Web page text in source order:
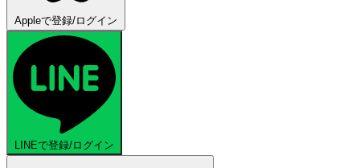
Appleで登録/ログイン
LINEで登録/ログイン